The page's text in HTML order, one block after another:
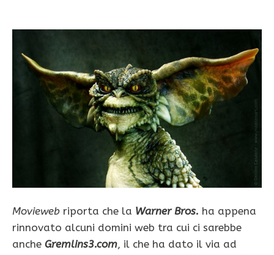
Movieweb riporta che la Warner Bros. ha appena
rinnovato alcuni domini web tra cui ci sarebbe
anche Gremlins3.com, il che ha dato il via ad